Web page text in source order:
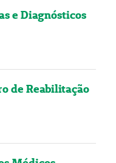
e Diagnósticos
de Reabilitação